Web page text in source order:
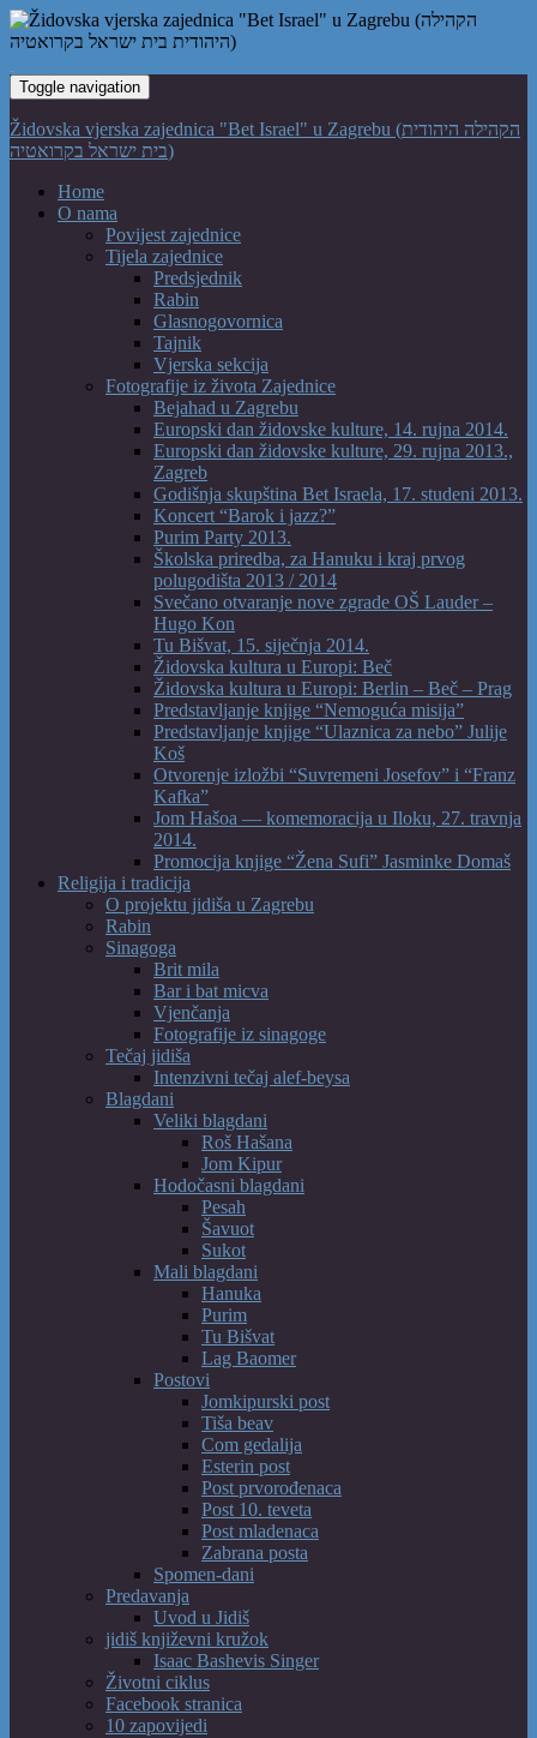
Toggle navigation
Židovska vjerska zajednica "Bet Israel" u Zagrebu (הקהילה היהודית
בית ישראל בקרואטיה)
Home
O nama
Povijest zajednice
Tijela zajednice
Predsjednik
Rabin
Glasnogovornica
Tajnik
Vjerska sekcija
Fotografije iz života Zajednice
Bejahad u Zagrebu
Europski dan židovske kulture, 14. rujna 2014.
Europski dan židovske kulture, 29. rujna 2013.,
Zagreb
Godišnja skupština Bet Israela, 17. studeni 2013.
Koncert “Barok i jazz?”
Purim Party 2013.
Školska priredba, za Hanuku i kraj prvog
polugodišta 2013 / 2014
Svečano otvaranje nove zgrade OŠ Lauder –
Hugo Kon
Tu Bišvat, 15. siječnja 2014.
Židovska kultura u Europi: Beč
Židovska kultura u Europi: Berlin – Beč – Prag
Predstavljanje knjige “Nemoguća misija”
Predstavljanje knjige “Ulaznica za nebo” Julije
Koš
Otvorenje izložbi “Suvremeni Josefov” i “Franz
Kafka”
Jom Hašoa — komemoracija u Iloku, 27. travnja
2014.
Promocija knjige “Žena Sufi” Jasminke Domaš
Religija i tradicija
O projektu jidiša u Zagrebu
Rabin
Sinagoga
Brit mila
Bar i bat micva
Vjenčanja
Fotografije iz sinagoge
Tečaj jidiša
Intenzivni tečaj alef-beysa
Blagdani
Veliki blagdani
Roš Hašana
Jom Kipur
Hodočasni blagdani
Pesah
Šavuot
Sukot
Mali blagdani
Hanuka
Purim
Tu Bišvat
Lag Baomer
Postovi
Jomkipurski post
Tiša beav
Com gedalija
Esterin post
Post prvorođenaca
Post 10. teveta
Post mladenaca
Zabrana posta
Spomen-dani
Predavanja
Uvod u Jidiš
jidiš književni kružok
Isaac Bashevis Singer
Životni ciklus
Facebook stranica
10 zapovijedi